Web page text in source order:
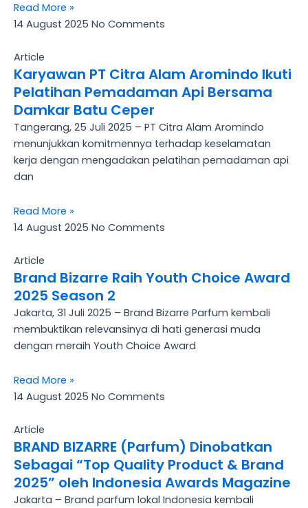
Read More »
14 August 2025 No Comments
Article
Karyawan PT Citra Alam Aromindo Ikuti
Pelatihan Pemadaman Api Bersama
Damkar Batu Ceper
Tangerang, 25 Juli 2025 – PT Citra Alam Aromindo
menunjukkan komitmennya terhadap keselamatan
kerja dengan mengadakan pelatihan pemadaman api
dan
Read More »
14 August 2025 No Comments
Article
Brand Bizarre Raih Youth Choice Award
2025 Season 2
Jakarta, 31 Juli 2025 – Brand Bizarre Parfum kembali
membuktikan relevansinya di hati generasi muda
dengan meraih Youth Choice Award
Read More »
14 August 2025 No Comments
Article
BRAND BIZARRE (Parfum) Dinobatkan
Sebagai “Top Quality Product & Brand
2025” oleh Indonesia Awards Magazine
Jakarta – Brand parfum lokal Indonesia kembali